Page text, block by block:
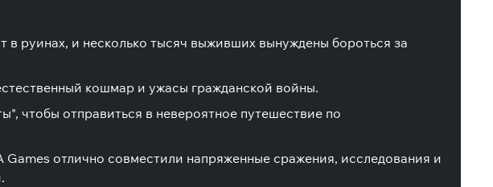
руинах, и несколько тысяч выживших вынуждены бороться за
кошмар и ужасы гражданской войны.
чтобы отправиться в невероятное путешествие по
отлично совместили напряженные сражения, исследования и